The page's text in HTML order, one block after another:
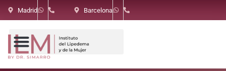
Madrid Barcelona